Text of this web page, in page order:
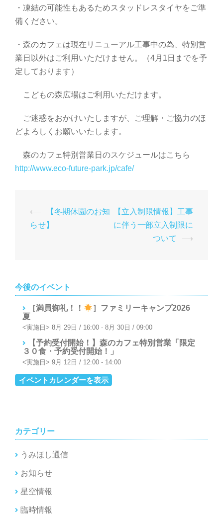
・凍結の可能性もあるためスタッドレスタイヤをご準
備ください。
・森のカフェは現在リニューアル工事中の為、特別営
業日以外はご利用いただけません。（4月1日までを予
定しております）
こどもの森広場はご利用いただけます。
ご迷惑をおかけいたしますが、ご理解・ご協力のほ
どよろしくお願いいたします。
森のカフェ特別営業日のスケジュールはこちら
http://www.eco-future-park.jp/cafe/
投
稿
ー
シ
ョ
ン
⟵
【冬期休園のお知
らせ】
【立入制限情報】工事
に伴う一部立入制限に
ついて
⟶
今後のイベント
［満員御礼！！
］ファミリーキャンプ2026
夏
8月 29日 / 16:00 - 8月 30日 / 09:00
【予約受付開始！】森のカフェ特別営業「限定
３０食・予約受付開始！」
9月 12日 / 12:00 - 14:00
イベントカレンダーを表示
カテゴリー
うみほし通信
お知らせ
星空情報
臨時情報